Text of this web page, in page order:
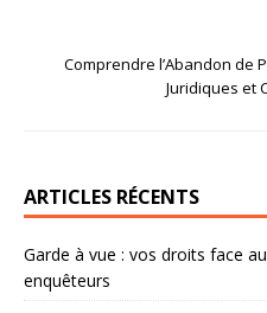
Comprendre l’Abandon de
Juridiques et
ARTICLES RÉCENTS
Garde à vue : vos droits face
enquêteurs